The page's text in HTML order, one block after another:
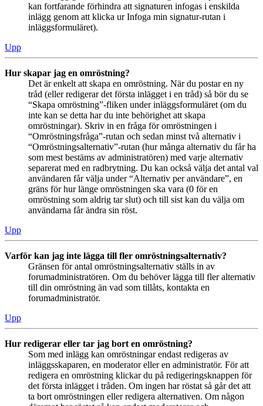
kan fortfarande förhindra att signaturen infogas i enskilda
inlägg genom att klicka ur Infoga min signatur-rutan i
inläggsformuläret).
Upp
Hur skapar jag en omröstning?
Det är enkelt att skapa en omröstning. När du postar en ny
tråd (eller redigerar det första inlägget i en tråd) så bör du se
“Skapa omröstning”-fliken under inläggsformuläret (om du
inte kan se detta har du inte behörighet att skapa
omröstningar). Skriv in en fråga för omröstningen i
“Omröstningsfråga”-rutan och sedan minst två alternativ i
“Omröstningsalternativ”-rutan (hur många alternativ du får ha
som mest bestäms av administratören) med varje alternativ
separerat med en radbrytning. Du kan också välja det antal val
användaren får välja under “Alternativ per användare”, en
gräns för hur länge omröstningen ska vara (0 för en
omröstning som aldrig tar slut) och till sist kan du välja om
användarna får ändra sin röst.
Upp
Varför kan jag inte lägga till fler omröstningsalternativ?
Gränsen för antal omröstningsalternativ ställs in av
forumadministratören. Om du behöver lägga till fler alternativ
till din omröstning än vad som tillåts, kontakta en
forumadministratör.
Upp
Hur redigerar eller tar jag bort en omröstning?
Som med inlägg kan omröstningar endast redigeras av
inläggsskaparen, en moderator eller en administratör. För att
redigera en omröstning klickar du på redigeringsknappen för
det första inlägget i tråden. Om ingen har röstat så går det att
ta bort omröstningen eller redigera alternativen. Om någon